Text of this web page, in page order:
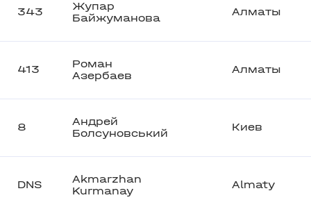
343
Жупар
Байжуманова
Алматы
413
Роман
Азербаев
Алматы
8
Андрей
Болсуновський
Киев
DNS
Akmarzhan
Kurmanay
Almaty